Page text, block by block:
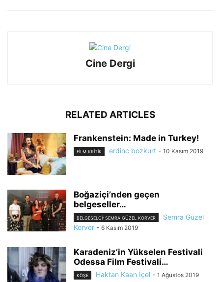
Cine Dergi
RELATED ARTICLES
Frankenstein: Made in Turkey!
FILM KRITIK erdinc bozkurt - 10 Kasım 2019
Boğaziçi’nden geçen
belgeseller…
BELGESELCI: SEMRA GÜZEL KORVER
Semra Güzel
Korver - 6 Kasım 2019
Karadeniz’in Yükselen Festivali
Odessa Film Festivali…
KÖŞE Haktan Kaan İçel - 1 Ağustos 2019